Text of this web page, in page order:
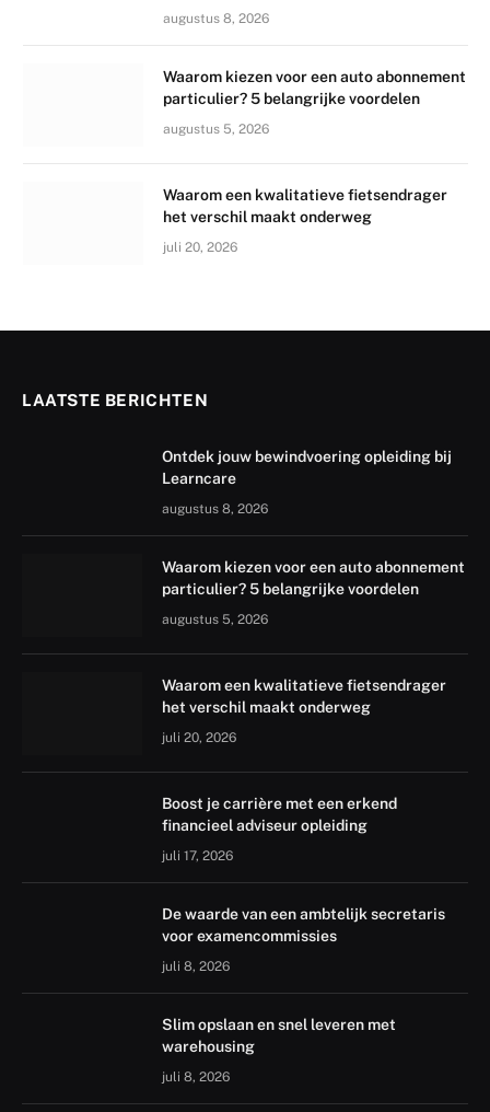
augustus 8, 2026
Waarom kiezen voor een auto abonnement
particulier? 5 belangrijke voordelen
augustus 5, 2026
Waarom een kwalitatieve fietsendrager
het verschil maakt onderweg
juli 20, 2026
LAATSTE BERICHTEN
Ontdek jouw bewindvoering opleiding bij
Learncare
augustus 8, 2026
Waarom kiezen voor een auto abonnement
particulier? 5 belangrijke voordelen
augustus 5, 2026
Waarom een kwalitatieve fietsendrager
het verschil maakt onderweg
juli 20, 2026
Boost je carrière met een erkend
financieel adviseur opleiding
juli 17, 2026
De waarde van een ambtelijk secretaris
voor examencommissies
juli 8, 2026
Slim opslaan en snel leveren met
warehousing
juli 8, 2026